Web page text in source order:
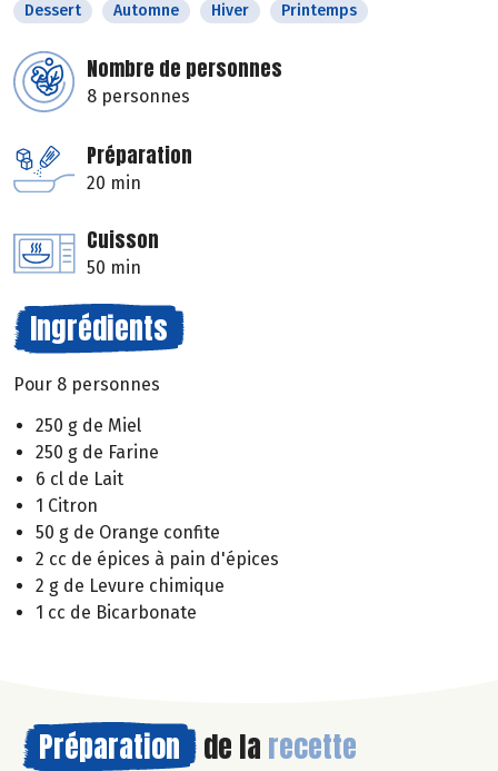
Dessert Automne Hiver Printemps
Nombre de personnes
8 personnes
Préparation
20 min
Cuisson
50 min
Ingrédients
Pour 8 personnes
250 g de Miel
250 g de Farine
6 cl de Lait
1 Citron
50 g de Orange confite
2 cc de épices à pain d'épices
2 g de Levure chimique
1 cc de Bicarbonate
Préparation de la recette